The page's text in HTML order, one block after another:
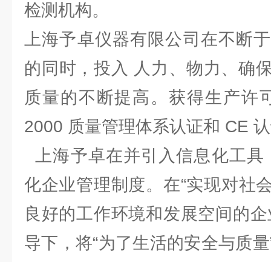
检测机构。
上海予卓仪器有限公司在不断
的同时，投入 人力、物力、确
质量的不断提高。获得生产许
2000 质量管理体系认证和
上海予卓在并引入信息化工具
化企业管理制度。在“实现对社
良好的工作环境和发展空间的
导下，将“为了生活的安全与质